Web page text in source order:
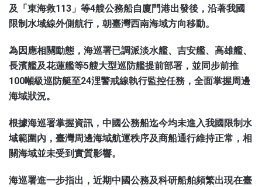
及「東海救113」等4艘公務船自廈門港出發後，沿著我國
限制水域線外側航行，朝臺灣西南海域方向移動。
為因應相關動態，海巡署已調派淡水艦、吉安艦、高雄艦、
長濱艦及花蓮艦等5艘大型巡防艦提前部署，並同步前推
100噸級巡防艇至24浬警戒線執行監控任務，全面掌握周邊
海域狀況。
根據海巡署掌握資訊，中國公務船迄今均未進入我國限制水
域範圍內，臺灣周邊海域航運秩序及商船通行維持正常，相
關海域並未受到實質影響。
海巡署進一步指出，近期中國公務及科研船舶頻繁出現在臺